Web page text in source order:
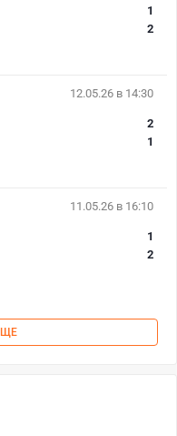
1
2
12.05.26 в 14:30
2
1
11.05.26 в 16:10
1
2